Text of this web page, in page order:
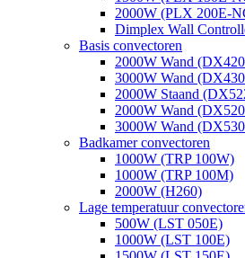
2000W (PLX 200E-
Dimplex Wall
Basis convectoren
2000W Wand
3000W Wand
2000W Staand
2000W Wand
3000W Wand
Badkamer convectoren
1000W (TRP 100W)
1000W (TRP 100M)
2000W (H260)
Lage temperatuur
500W (LST 050E)
1000W (LST 100E)